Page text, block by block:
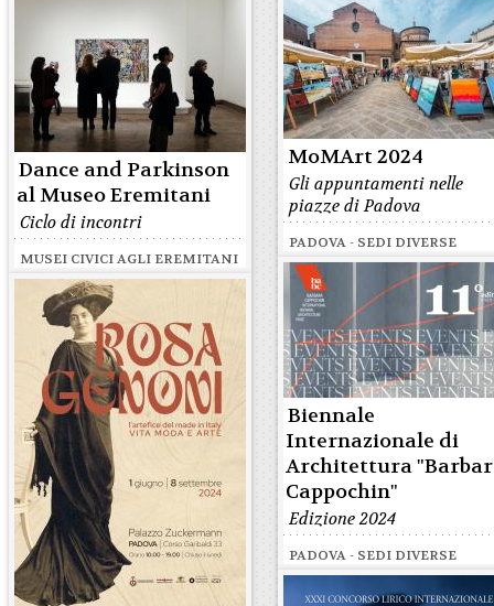
Dance and Parkinson
al Museo Eremitani
Ciclo di incontri
MUSEI CIVICI AGLI EREMITANI
MoMArt 2024
Gli appuntamenti nelle
piazze di Padova
PADOVA - SEDI DIVERSE
Biennale
Internazionale di
Architettura
Cappochin"
Edizione 2024
PADOVA - SEDI DIVERSE